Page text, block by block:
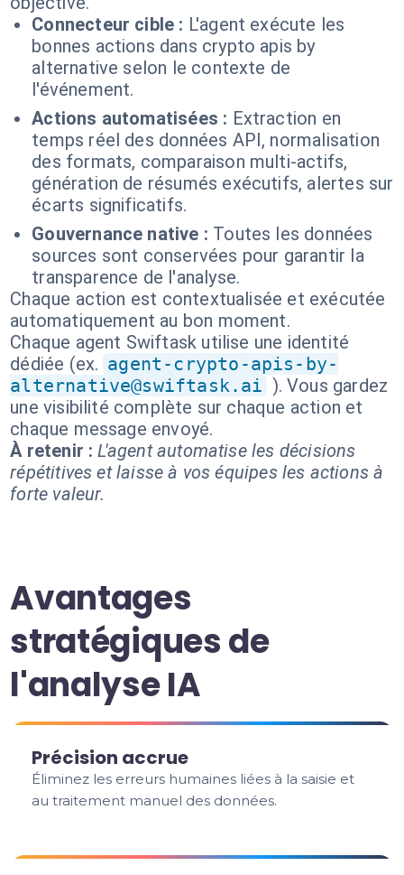
Connecteur cible : L'agent exécute les
bonnes actions dans crypto apis by
alternative selon le contexte de
l'événement.
Actions automatisées : Extraction en
temps réel des données API, normalisation
des formats, comparaison multi-actifs,
génération de résumés exécutifs, alertes sur
écarts significatifs.
Gouvernance native : Toutes les données
sources sont conservées pour garantir la
transparence de l'analyse.
Chaque action est contextualisée et exécutée
automatiquement au bon moment.
Chaque agent Swiftask utilise une identité
dédiée (ex. agent-crypto-apis-by-
alternative@swiftask.ai ). Vous gardez
une visibilité complète sur chaque action et
chaque message envoyé.
À retenir : L'agent automatise les décisions
répétitives et laisse à vos équipes les actions à
forte valeur.
Avantages
stratégiques de
l'analyse IA
Précision accrue
Éliminez les erreurs humaines liées à la saisie et
au traitement manuel des données.